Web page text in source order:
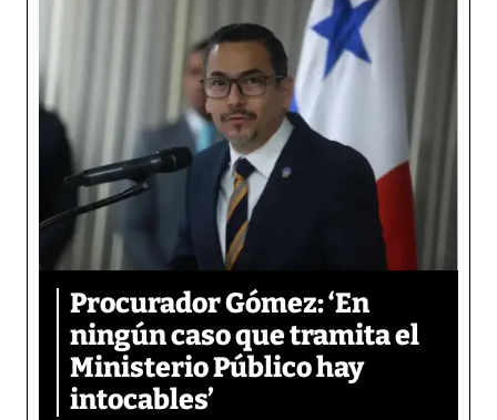
Procurador Gómez: ‘En
ningún caso que tramita el
Ministerio Público hay
intocables’